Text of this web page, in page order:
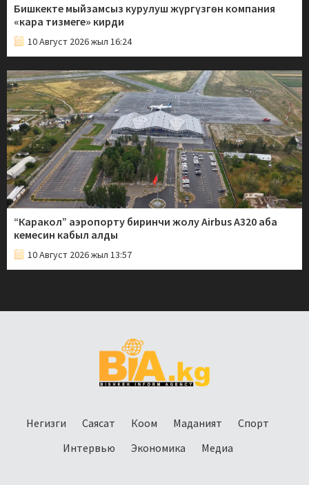
Бишкекте мыйзамсыз курулуш жүргүзгөн компания
«кара тизмеге» кирди
10 Август 2026 жыл 16:24
“Каракол” аэропорту биринчи жолу Airbus A320 аба
кемесин кабыл алды
10 Август 2026 жыл 13:57
Негизги Саясат Коом Маданият
Спорт
Интервью
Экономика Медиа